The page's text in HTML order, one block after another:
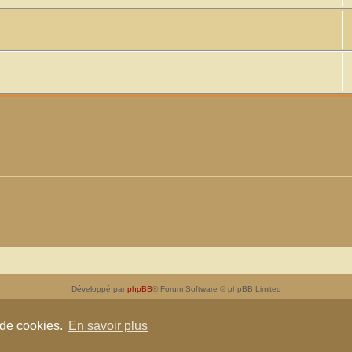
cookies. En savoir plus
Développé par phpBB® Forum Software © phpBB Limited